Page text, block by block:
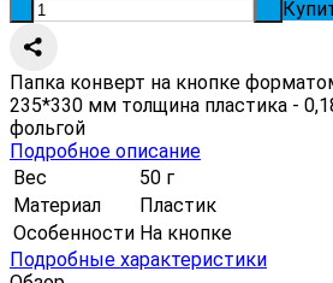
Папка конверт на кнопке
235*330 мм толщина пластика -
фольгой
Подробное описание
Вес
50 г
Материал
Пластик
Особенности На кнопке
Подробные характеристики